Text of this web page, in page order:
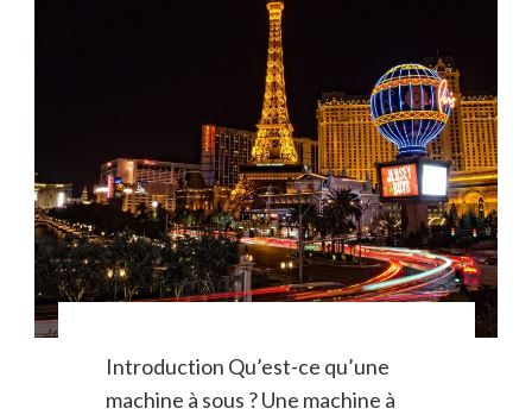
Introduction Qu’est-ce qu’une
machine à sous ? Une machine à